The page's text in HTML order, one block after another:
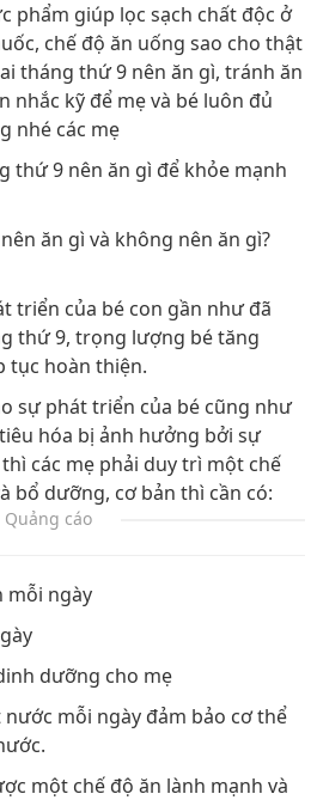
phẩm giúp lọc sạch chất độc ở
chế độ ăn uống sao cho thật
tháng thứ 9 nên ăn gì, tránh ăn
nhắc kỹ để mẹ và bé luôn đủ
nhé các mẹ
thứ 9 nên ăn gì để khỏe mạnh
ăn gì và không nên ăn gì?
triển của bé con gần như đã
thứ 9, trọng lượng bé tăng
tục hoàn thiện.
sự phát triển của bé cũng như
hóa bị ảnh hưởng bởi sự
các mẹ phải duy trì một chế
bổ dưỡng, cơ bản thì cần có:
Quảng cáo
mỗi ngày
dưỡng cho mẹ
mỗi ngày đảm bảo cơ thể
một chế độ ăn lành mạnh và